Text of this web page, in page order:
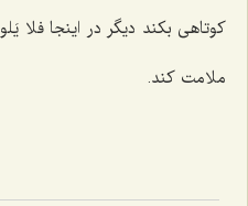
کوتاهی بکند دیگر در اینجافلا
ملامت کند.